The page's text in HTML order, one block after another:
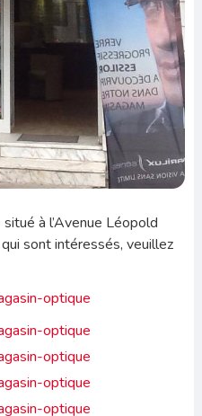
situé à l’Avenue Léopold
sont intéressés, veuillez